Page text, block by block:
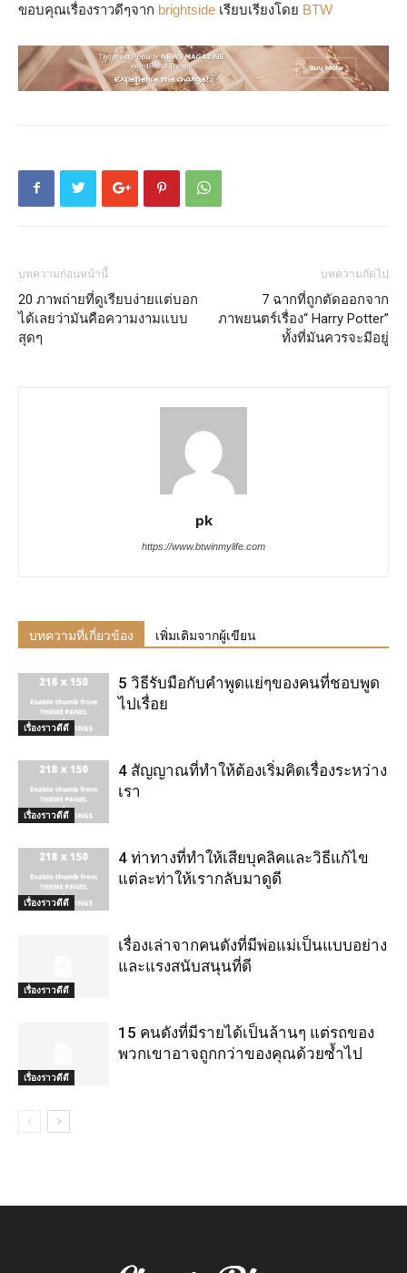
ขอบคุณเรื่องราวดีๆจาก brightside เรียบเรียงโดย BTW
บทความก่อนหน้านี้
20 ภาพถ่ายที่ดูเรียบง่ายแต่บอก
ได้เลยว่ามันคือความงามแบบ
สุดๆ
บทความถัดไป
7 ฉากที่ถูกตัดออกจาก
ภาพยนตร์เรื่อง“ Harry Potter”
ทั้งที่มันควรจะมีอยู่
pk
https://www.btwinmylife.com
บทความที่เกี่ยวข้อง เพิ่มเติมจากผู้เขียน
เรื่องราวดีดี
5 วิธีรับมือกับคำพูดแย่ๆของคนที่ชอบพูด
ไปเรื่อย
เรื่องราวดีดี
4 สัญญาณที่ทำให้ต้องเริ่มคิดเรื่องระหว่าง
เรา
เรื่องราวดีดี
4 ท่าทางที่ทำให้เสียบุคลิคและวิธีแก้ไข
แต่ละท่าให้เรากลับมาดูดี
เรื่องราวดีดี
เรื่องเล่าจากคนดังที่มีพ่อแม่เป็นแบบอย่าง
และแรงสนับสนุนที่ดี
เรื่องราวดีดี
15 คนดังที่มีรายได้เป็นล้านๆ แต่รถของ
พวกเขาอาจถูกกว่าของคุณด้วยซ้ำไป